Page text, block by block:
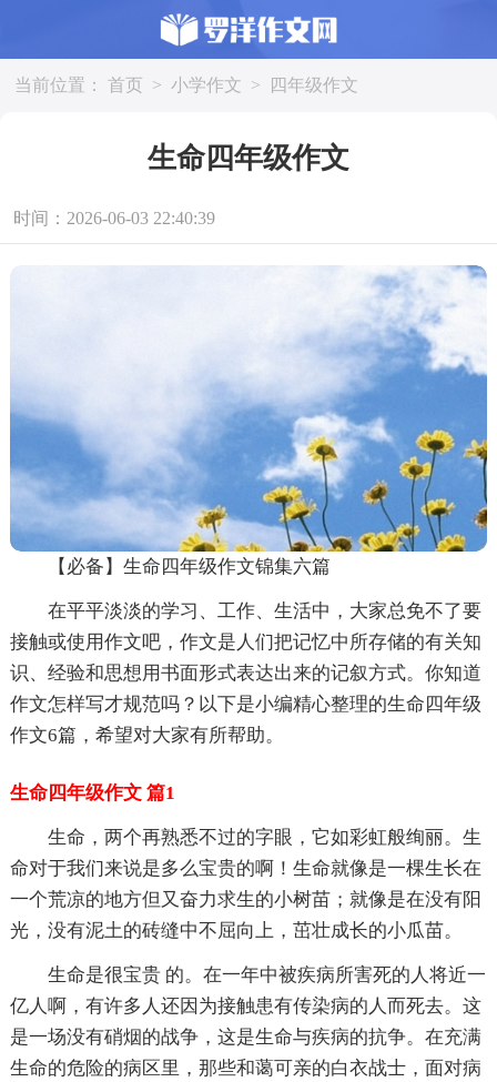
当前位置： 首页 > 小学作文 > 四年级作文
生命四年级作文
时间：2026-06-03 22:40:39
【必备】生命四年级作文锦集六篇
在平平淡淡的学习、工作、生活中，大家总免不了要
接触或使用作文吧，作文是人们把记忆中所存储的有关知
识、经验和思想用书面形式表达出来的记叙方式。你知道
作文怎样写才规范吗？以下是小编精心整理的生命四年级
作文6篇，希望对大家有所帮助。
生命四年级作文 篇1
生命，两个再熟悉不过的字眼，它如彩虹般绚丽。生
命对于我们来说是多么宝贵的啊！生命就像是一棵生长在
一个荒凉的地方但又奋力求生的小树苗；就像是在没有阳
光，没有泥土的砖缝中不屈向上，茁壮成长的小瓜苗。
生命是很宝贵 的。在一年中被疾病所害死的人将近一
亿人啊，有许多人还因为接触患有传染病的人而死去。这
是一场没有硝烟的战争，这是生命与疾病的抗争。在充满
生命的危险的病区里，那些和蔼可亲的白衣战士，面对病